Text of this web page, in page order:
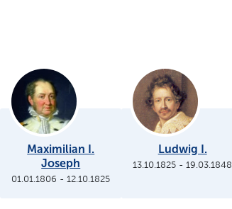
Maximilian I.
Joseph
01.01.1806 -12.10.1825
Ludwig I.
13.10.1825 -19.03.1848